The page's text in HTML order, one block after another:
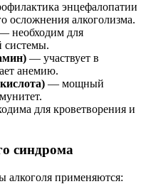
энцефалопатии
осложнения алкоголизма.
необходим для
системы.
— участвует в
анемию.
— мощный
для кроветворения и
синдрома
алкоголя применяются: